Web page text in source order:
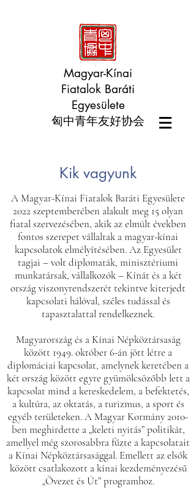
Magyar-Kínai
Fiatalok Baráti
Egyesülete
匈中青年友好协会
Kik vagyunk
A Magyar-Kínai Fiatalok Baráti Egyesülete
2022 szeptemberében alakult meg 15 olyan
fiatal szervezésében, akik az elmúlt években
fontos szerepet vállaltak a magyar-kínai
kapcsolatok elmélyítésében. Az Egyesület
tagjai – volt diplomaták, minisztériumi
munkatársak, vállalkozók – Kínát és a két
ország viszonyrendszerét tekintve kiterjedt
kapcsolati hálóval, széles tudással és
tapasztalattal rendelkeznek.
Magyarország és a Kínai Népköztársaság
között 1949. október 6-án jött létre a
diplomáciai kapcsolat, amelynek keretében a
két ország között egyre gyümölcsözőbb lett a
kapcsolat mind a kereskedelem, a befektetés,
a kultúra, az oktatás, a turizmus, a sport és
egyéb területeken. A Magyar Kormány 2010-
ben meghirdette a „keleti nyitás” politikát,
amellyel még szorosabbra fűzte a kapcsolatait
a Kínai Népköztársasággal. Emellett az elsők
között csatlakozott a kínai kezdeményezésű
„Övezet és Út” programhoz.